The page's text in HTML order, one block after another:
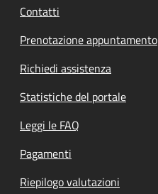
Contatti
Prenotazione appuntamento
Richiedi assistenza
Statistiche del portale
Leggi le FAQ
Pagamenti
Riepilogo valutazioni